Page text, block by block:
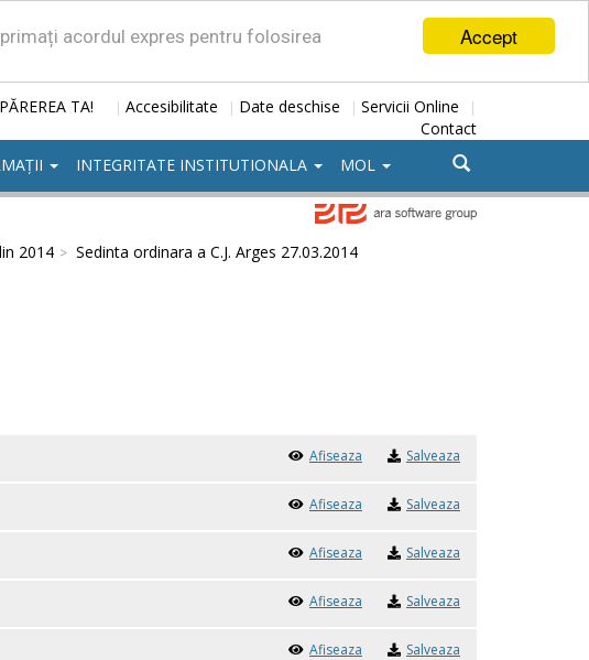
Accept
acordul expres pentru folosirea
TA! | Accesibilitate | Date deschise | Servicii Online |
Contact
INTEGRITATE INSTITUTIONALA MOL
2014 Sedinta ordinara a C.J. Arges 27.03.2014
Afiseaza Salveaza
Afiseaza Salveaza
Afiseaza Salveaza
Afiseaza Salveaza
Afiseaza Salveaza